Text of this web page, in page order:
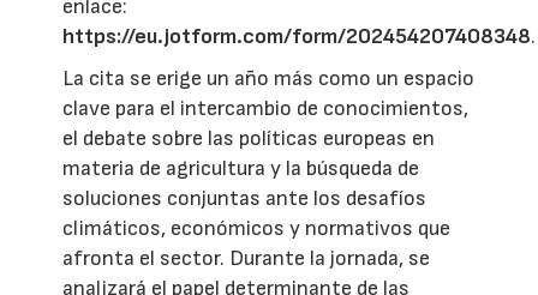
enlace:
https://eu.jotform.com/form/202454207408348.
La cita se erige un año más como un espacio
clave para el intercambio de conocimientos,
el debate sobre las políticas europeas en
materia de agricultura y la búsqueda de
soluciones conjuntas ante los desafíos
climáticos, económicos y normativos que
afronta el sector. Durante la jornada, se
analizará el papel determinante de las